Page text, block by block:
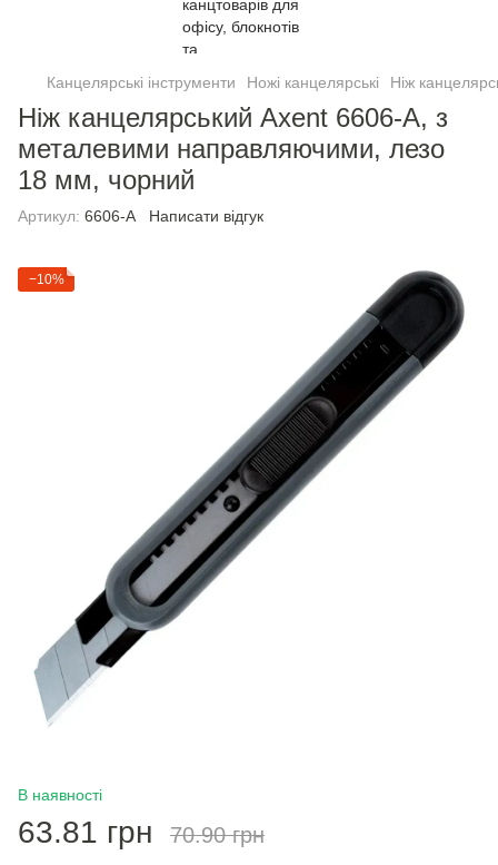
Канцелярські інструменти Ножі канцелярські Ніж
Ніж канцелярський Axent 6606-A, з
металевими направляючими, лезо
18 мм, чорний
Артикул: 6606-A Написати відгук
−10%
В наявності
63.81 грн 70.90 грн